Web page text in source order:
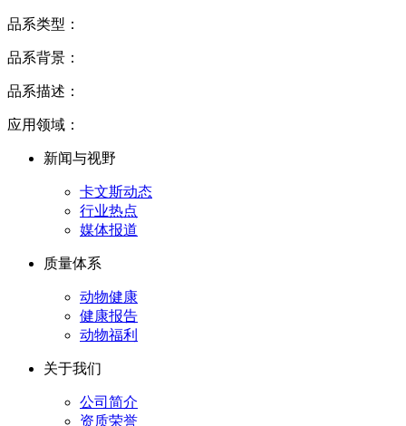
品系类型：
品系背景：
品系描述：
应用领域：
新闻与视野
卡文斯动态
行业热点
媒体报道
质量体系
动物健康
健康报告
动物福利
关于我们
公司简介
资质荣誉